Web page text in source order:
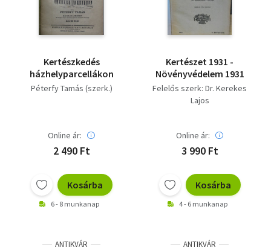
Kertészkedés
házhelyparcellákon
Péterfy Tamás (szerk.)
Online ár:
2 490 Ft
Kosárba
6 - 8 munkanap
Kertészet 1931 -
Növényvédelem 1931
Felelős szerk: Dr. Kerekes
Lajos
Online ár:
3 990 Ft
Kosárba
4 - 6 munkanap
ANTIKVÁR ANTIKVÁR